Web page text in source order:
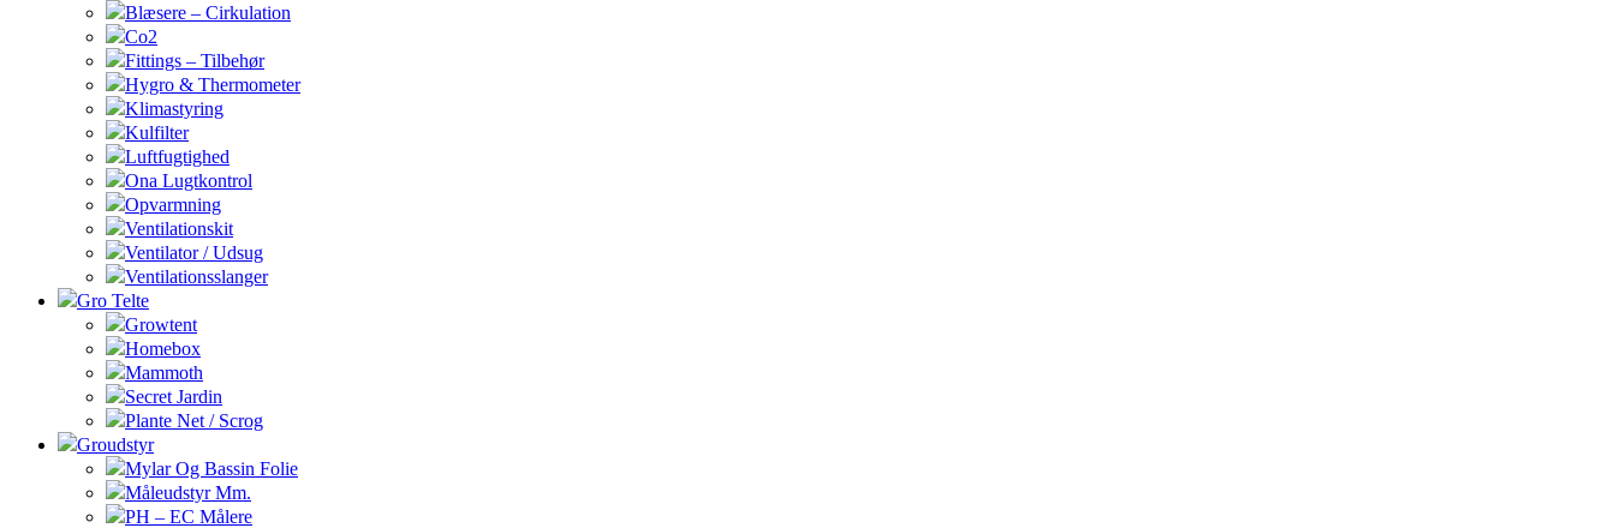
Blæsere – Cirkulation
Co2
Fittings – Tilbehør
Hygro & Thermometer
Klimastyring
Kulfilter
Luftfugtighed
Ona Lugtkontrol
Opvarmning
Ventilationskit
Ventilator / Udsug
Ventilationsslanger
Gro Telte
Growtent
Homebox
Mammoth
Secret Jardin
Plante Net / Scrog
Groudstyr
Mylar Og Bassin Folie
Måleudstyr Mm.
PH – EC Målere